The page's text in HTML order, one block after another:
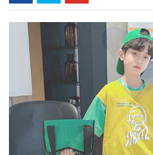
انتقل
النهاية
معرض
الصور